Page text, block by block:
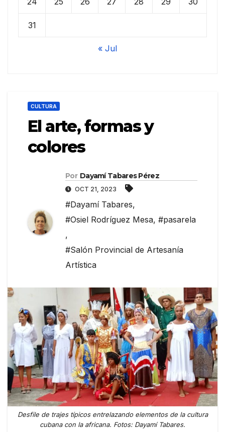
31
« Jul
CULTURA
El arte, formas y
colores
Por Dayamí Tabares Pérez
OCT 21, 2023
#Dayamí Tabares,
#Osiel Rodríguez Mesa, #pasarela
,
#Salón Provincial de Artesanía
Artística
Desfile de trajes típicos entrelazando elementos de la cultura
cubana con la africana. Fotos: Dayamí Tabares.